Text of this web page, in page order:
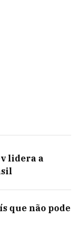
lidera a
que não pode